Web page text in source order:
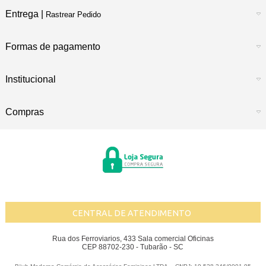
Entrega | Rastrear Pedido
Formas de pagamento
Institucional
Compras
CENTRAL DE ATENDIMENTO
Rua dos Ferroviarios, 433 Sala comercial Oficinas
CEP 88702-230 - Tubarão - SC